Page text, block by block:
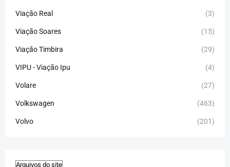
Viação Real (3)
Viação Soares (15)
Viação Timbira (29)
VIPU - Viação Ipu (4)
Volare (27)
Volkswagen (463)
Volvo (201)